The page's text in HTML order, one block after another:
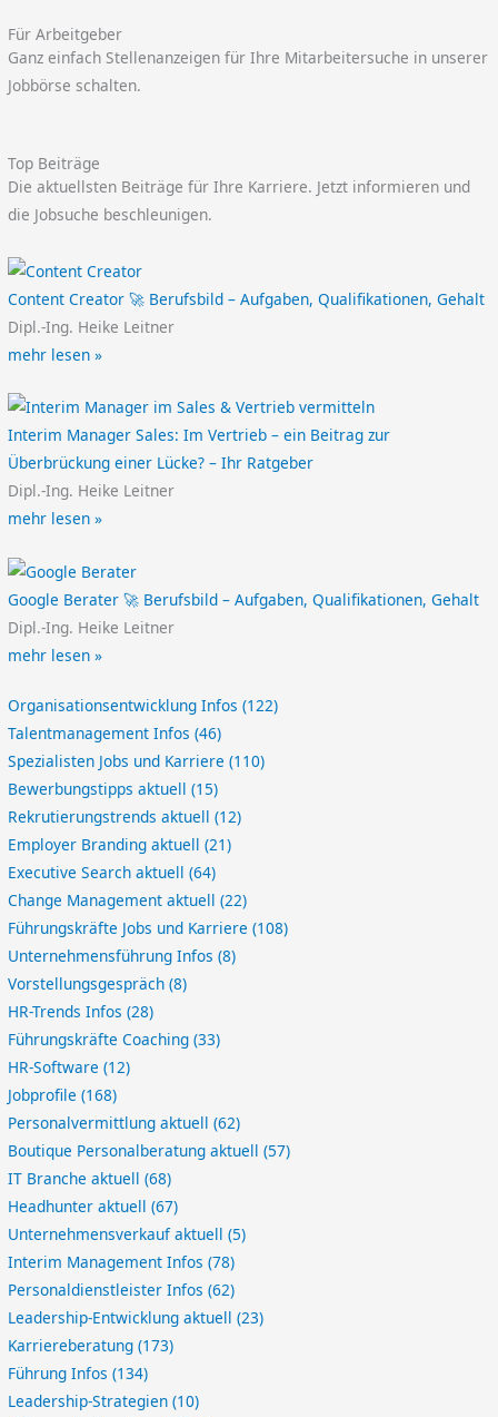
Für Arbeitgeber
Ganz einfach Stellenanzeigen für Ihre Mitarbeitersuche in unserer
Jobbörse schalten.
Top Beiträge
Die aktuellsten Beiträge für Ihre Karriere. Jetzt informieren und
die Jobsuche beschleunigen.
Content Creator 🚀 Berufsbild – Aufgaben, Qualifikationen, Gehalt
Dipl.-Ing. Heike Leitner
mehr lesen »
Interim Manager Sales: Im Vertrieb – ein Beitrag zur
Überbrückung einer Lücke? – Ihr Ratgeber
Dipl.-Ing. Heike Leitner
mehr lesen »
Google Berater 🚀 Berufsbild – Aufgaben, Qualifikationen, Gehalt
Dipl.-Ing. Heike Leitner
mehr lesen »
Organisationsentwicklung Infos(122)
Talentmanagement Infos(46)
Spezialisten Jobs und Karriere(110)
Bewerbungstipps aktuell(15)
Rekrutierungstrends aktuell(12)
Employer Branding aktuell(21)
Executive Search aktuell(64)
Change Management aktuell(22)
Führungskräfte Jobs und Karriere(108)
Unternehmensführung Infos(8)
Vorstellungsgespräch(8)
HR-Trends Infos(28)
Führungskräfte Coaching(33)
HR-Software(12)
Jobprofile(168)
Personalvermittlung aktuell(62)
Boutique Personalberatung aktuell(57)
IT Branche aktuell(68)
Headhunter aktuell(67)
Unternehmensverkauf aktuell(5)
Interim Management Infos(78)
Personaldienstleister Infos(62)
Leadership-Entwicklung aktuell(23)
Karriereberatung(173)
Führung Infos(134)
Leadership-Strategien(10)